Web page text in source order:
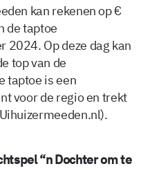
kan rekenen op €
de taptoe
2024. Op deze dag kan
top van de
taptoe is een
voor de regio en trekt
“n Dochter om te